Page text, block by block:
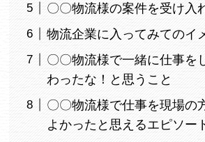
〇〇物流様の案件を受け入
物流企業に入ってみてのイ
〇〇物流様で一緒に仕事を
わったな！と思うこと
〇〇物流様で仕事を現場の
よかったと思えるエピソー